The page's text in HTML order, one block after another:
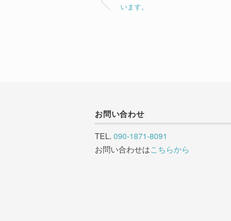
います。
お問い合わせ
TEL. 090-1871-8091
お問い合わせはこちらから